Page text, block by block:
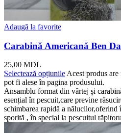
Adaugă la favorite
Carabină Americană Ben
25,00 MDL
Selectează opțiunileAcest produs
pot fi alese în pagina produsului.
Ansamblu format din vârtej și
esențial în pescuit,care previne
schimbarea rapidă a nălucilor,oferind
sporită , în special la pescuitul